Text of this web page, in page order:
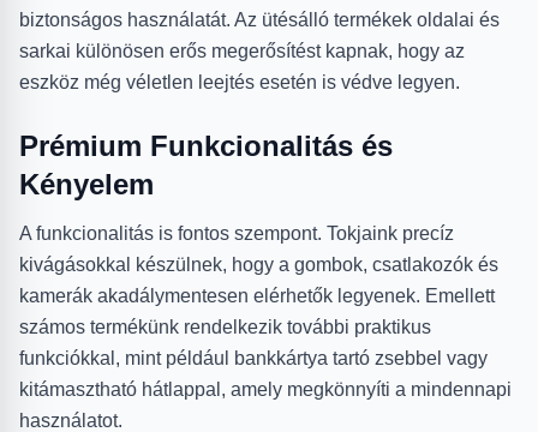
biztonságos használatát. Az ütésálló termékek oldalai és
sarkai különösen erős megerősítést kapnak, hogy az
eszköz még véletlen leejtés esetén is védve legyen.
Prémium Funkcionalitás és
Kényelem
A funkcionalitás is fontos szempont. Tokjaink precíz
kivágásokkal készülnek, hogy a gombok, csatlakozók és
kamerák akadálymentesen elérhetők legyenek. Emellett
számos termékünk rendelkezik további praktikus
funkciókkal, mint például bankkártya tartó zsebbel vagy
kitámasztható hátlappal, amely megkönnyíti a mindennapi
használatot.